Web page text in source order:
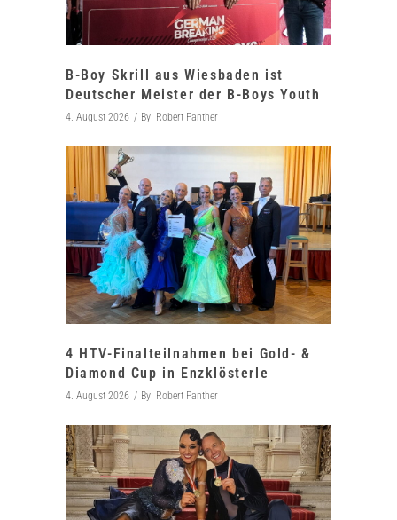
B-Boy Skrill aus Wiesbaden ist
Deutscher Meister der B-Boys Youth
4. August 2026 By Robert Panther
4 HTV-Finalteilnahmen bei Gold- &
Diamond Cup in Enzklösterle
4. August 2026 By Robert Panther